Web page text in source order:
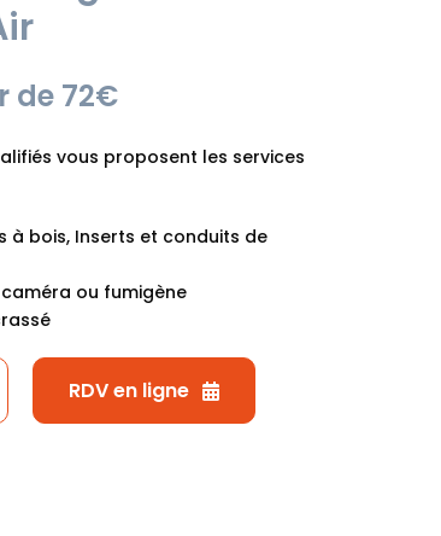
de 72€
vous proposent les services
à bois, Inserts et conduits de
ou fumigène
RDV en ligne